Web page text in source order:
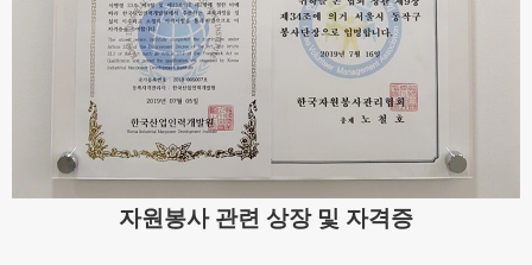
자원봉사 관련 상장 및 자격증